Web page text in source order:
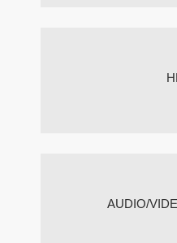
AUDIO/